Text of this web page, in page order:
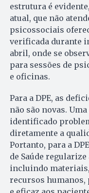
estrutura é
atual, que não
psicossociais
verificada durante
abril, onde se
para sessões de
e oficinas.
Para a DPE, as
não são novas.
identificado
diretamente a
Portanto, para a
de Saúde
incluindo
recursos